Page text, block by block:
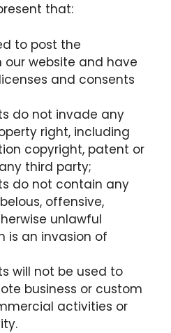
that:
to post the
our website and have
and consents
do not invade any
right, including
copyright, patent or
third party;
do not contain any
offensive,
unlawful
is an invasion of
will not be used to
business or custom
activities or